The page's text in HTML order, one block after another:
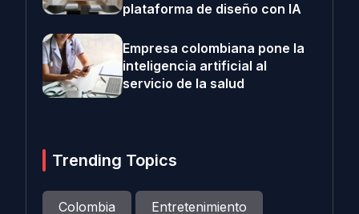
plataforma de diseño con IA
Empresa colombiana pone la
inteligencia artificial al
servicio de la salud
Trending Topics
Colombia Entretenimiento